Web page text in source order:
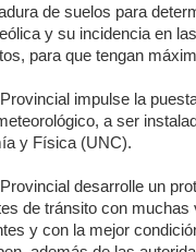
de suelos para
y su incidencia en
para que tengan
impulse la puesta
a ser
y Física (UNC).
desarrolle un
de tránsito con
y con la mejor